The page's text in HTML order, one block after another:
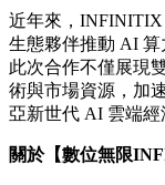
近年來，
生態夥伴推動 AI 算
此次合作不僅展現
術與市場資源，加
亞新世代 AI 雲端經
關於【數位無限